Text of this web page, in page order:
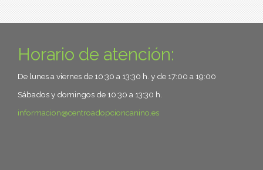
Horario de atención:
De lunes a viernes de 10:30 a 13:30 h. y de 17:00 a 19:00
Sábados y domingos de 10:30 a 13:30 h.
informacion
centroadopcioncanino.es